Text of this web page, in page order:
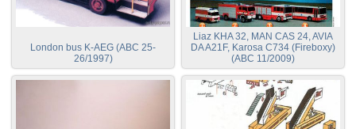
London bus K-AEG (ABC 25-
26/1997)
Liaz KHA 32, MAN CAS 24, AVIA
DA A21F, Karosa C734 (Fireboxy)
(ABC 11/2009)